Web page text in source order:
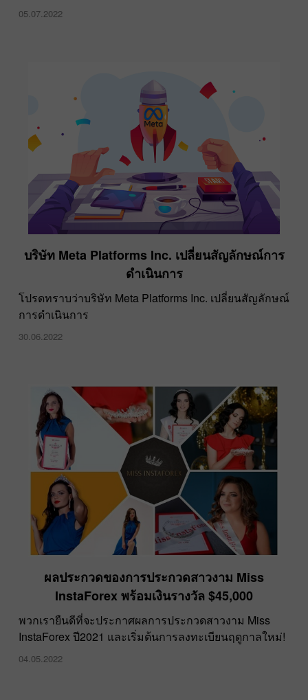
05.07.2022
บริษัท Meta Platforms Inc. เปลี่ยนสัญลักษณ์การ
ดำเนินการ
โปรดทราบว่าบริษัท Meta Platforms Inc. เปลี่ยนสัญลักษณ์
การดำเนินการ
30.06.2022
ผลประกวดของการประกวดสาวงาม Miss
InstaForex พร้อมเงินรางวัล $45,000
พวกเรายืนดีที่จะประกาศผลการประกวดสาวงาม Miss
InstaForex ปี2021 และเริ่มต้นการลงทะเบียนฤดูกาลใหม่!
04.05.2022